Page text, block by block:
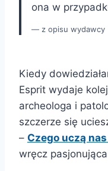
ona w
z opisu wydawcy
Kiedy
Esprit wydaje
archeologa i
szczerze się
– Czego uczą
wręcz